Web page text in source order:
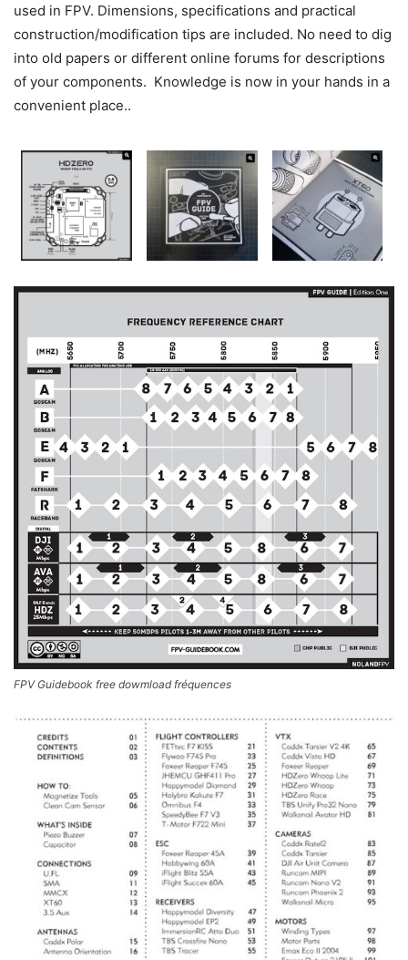
used in FPV. Dimensions, specifications and practical
construction/modification tips are included. No need to dig
into old papers or different online forums for descriptions
of your components. Knowledge is now in your hands in a
convenient place..
FPV Guidebook free dowmload fréquences